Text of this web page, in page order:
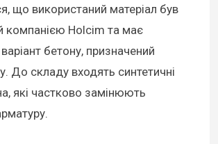
що використаний матеріал був
компанією Holcim та має
бетону, призначений
До складу входять синтетичні
які частково замінюють